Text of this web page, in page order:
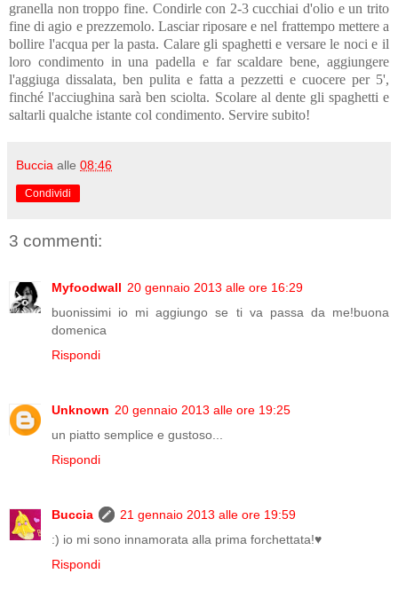
granella non troppo fine. Condirle con 2-3 cucchiai d'olio e un trito
fine di agio e prezzemolo. Lasciar riposare e nel frattempo mettere a
bollire l'acqua per la pasta. Calare gli spaghetti e versare le noci e il
loro condimento in una padella e far scaldare bene, aggiungere
l'aggiuga dissalata, ben pulita e fatta a pezzetti e cuocere per 5',
finché l'acciughina sarà ben sciolta. Scolare al dente gli spaghetti e
saltarli qualche istante col condimento. Servire subito!
Buccia alle 08:46
Condividi
3 commenti:
Myfoodwall 20 gennaio 2013 alle ore 16:29
buonissimi io mi aggiungo se ti va passa da me!buona
domenica
Rispondi
Unknown 20 gennaio 2013 alle ore 19:25
un piatto semplice e gustoso...
Rispondi
Buccia
21 gennaio 2013 alle ore 19:59
:) io mi sono innamorata alla prima forchettata!♥
Rispondi